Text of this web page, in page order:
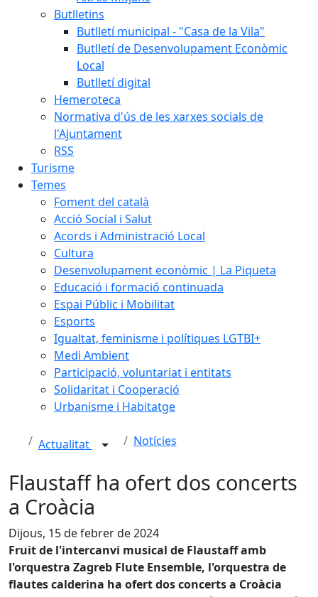
Butlletins
Butlletí municipal - "Casa de la Vila"
Butlletí de Desenvolupament Econòmic
Local
Butlletí digital
Hemeroteca
Normativa d'ús de les xarxes socials de
l'Ajuntament
RSS
Turisme
Temes
Foment del català
Acció Social i Salut
Acords i Administració Local
Cultura
Desenvolupament econòmic | La Piqueta
Educació i formació continuada
Espai Públic i Mobilitat
Esports
Igualtat, feminisme i polítiques LGTBI+
Medi Ambient
Participació, voluntariat i entitats
Solidaritat i Cooperació
Urbanisme i Habitatge
Actualitat Notícies
Flaustaff ha ofert dos concerts
a Croàcia
Dijous, 15 de febrer de 2024
Fruit de l'intercanvi musical de Flaustaff amb
l'orquestra Zagreb Flute Ensemble, l'orquestra de
flautes calderina ha ofert dos concerts a Croàcia